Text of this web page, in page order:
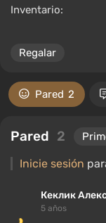
Inventario:
Regalar
Pared 2
Pared 2
Inicie sesión
Кеклик
5 años